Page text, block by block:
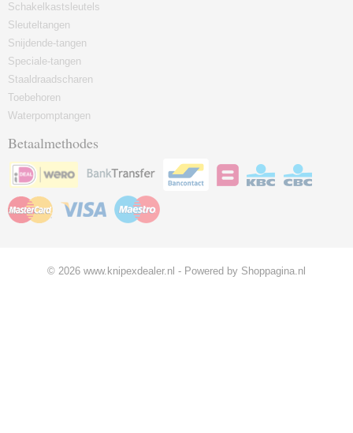
Schakelkastsleutels
Sleuteltangen
Snijdende-tangen
Speciale-tangen
Staaldraadscharen
Toebehoren
Waterpomptangen
Betaalmethodes
© 2026 www.knipexdealer.nl - Powered by Shoppagina.nl